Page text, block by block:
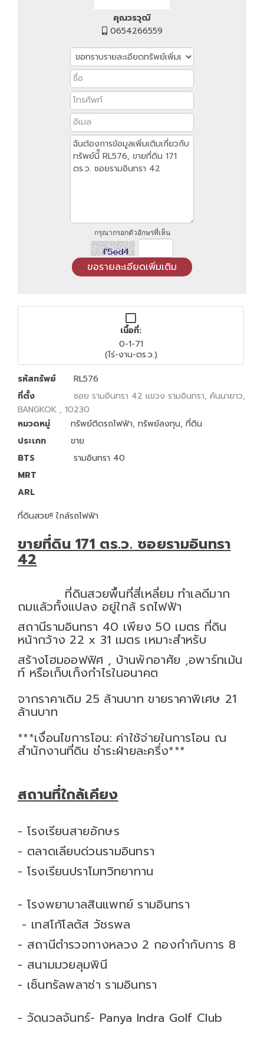
คุณวรวุฒิ
0654266559
กรุณากรอกตัวอักษรที่เห็น
เนื้อที่:
0-1-71
(ไร่-งาน-ตร.ว.)
รหัสทรัพย์
RL576
ที่ตั้ง
ซอย รามอินทรา 42 แขวง รามอินทรา, คันนายาว,
BANGKOK , 10230
หมวดหมู่
ทรัพย์ติดรถไฟฟ้า, ทรัพย์ลงทุน, ที่ดิน
ประเภท
ขาย
BTS
รามอินทรา 40
MRT
ARL
ที่ดินสวย!! ใกล้รถไฟฟ้า
ขายที่ดิน 171 ตร.ว. ซอยรามอินทรา
42
ที่ดินสวยพื้นที่สี่เหลี่ยม ทำเลดีมาก
ถมแล้วทั้งแปลง อยู่ใกล้ รถไฟฟ้า
สถานีรามอินทรา 40 เพียง 50 เมตร ที่ดิน
หน้ากว้าง 22 x 31 เมตร เหมาะสำหรับ
สร้างโฮมออฟฟิศ , บ้านพักอาศัย ,อพาร์ทเม้น
ท์ หรือเก็บเก็งกำไรในอนาคต
จากราคาเดิม 25 ล้านบาท ขายราคาพิเศษ 21
ล้านบาท
***เงื่อนไขการโอน: ค่าใช้จ่ายในการโอน ณ
สำนักงานที่ดิน ชำระฝ่ายละครึ่ง***
สถานที่ใกล้เคียง
- โรงเรียนสายอักษร
- ตลาดเลียบด่วนรามอินทรา
- โรงเรียนปราโมทวิทยาทาน
- โรงพยาบาลสินแพทย์ รามอินทรา
- เทสโก้โลตัส วัชรพล
- สถานีตำรวจทางหลวง 2 กองกำกับการ 8
- สนามมวยลุมพินี
- เซ็นทรัลพลาซ่า รามอินทรา
- วัดนวลจันทร์- Panya Indra Golf Club